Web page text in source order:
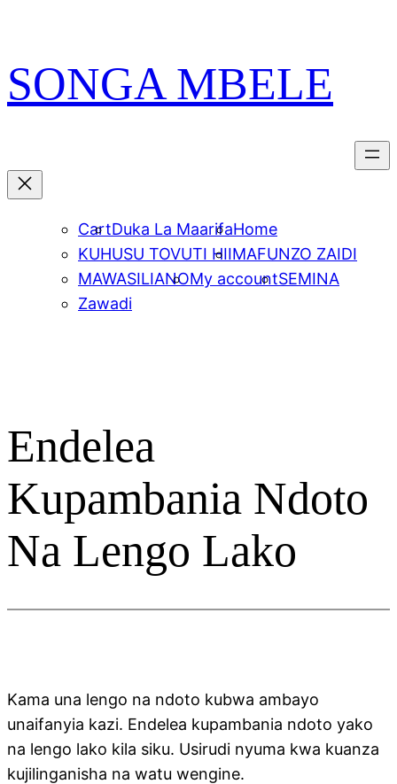
content
SONGA MBELE
CartDuka La MaarifaHome
KUHUSU TOVUTI HIIMAFUNZO ZAIDI
MAWASILIANOMy accountSEMINA
Zawadi
Endelea
Kupambania Ndoto
Na Lengo Lako
Kama una lengo na ndoto kubwa ambayo
unaifanyia kazi. Endelea kupambania ndoto yako
na lengo lako kila siku. Usirudi nyuma kwa kuanza
kujilinganisha na watu wengine.